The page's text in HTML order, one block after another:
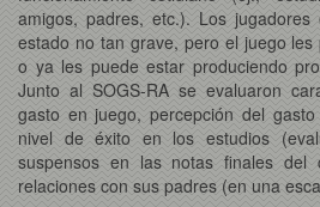
amigos, padres, etc.). Los
estado no tan grave, pero el juego
o ya les puede estar produciendo
Junto al SOGS-RA se evaluaron
gasto en juego, percepción del
nivel de éxito en los estudios
suspensos en las notas finales
relaciones con sus padres (en una